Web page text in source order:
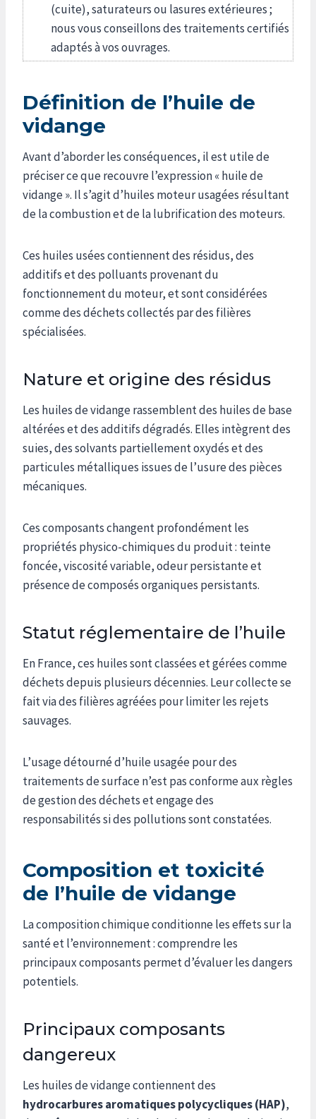
(cuite), saturateurs ou lasures extérieures ;
nous vous conseillons des traitements certifiés
adaptés à vos ouvrages.
Définition de l’huile de
vidange
Avant d’aborder les conséquences, il est utile de
préciser ce que recouvre l’expression « huile de
vidange ». Il s’agit d’huiles moteur usagées résultant
de la combustion et de la lubrification des moteurs.
Ces huiles usées contiennent des résidus, des
additifs et des polluants provenant du
fonctionnement du moteur, et sont considérées
comme des déchets collectés par des filières
spécialisées.
Nature et origine des résidus
Les huiles de vidange rassemblent des huiles de base
altérées et des additifs dégradés. Elles intègrent des
suies, des solvants partiellement oxydés et des
particules métalliques issues de l’usure des pièces
mécaniques.
Ces composants changent profondément les
propriétés physico-chimiques du produit : teinte
foncée, viscosité variable, odeur persistante et
présence de composés organiques persistants.
Statut réglementaire de l’huile
En France, ces huiles sont classées et gérées comme
déchets depuis plusieurs décennies. Leur collecte se
fait via des filières agréées pour limiter les rejets
sauvages.
L’usage détourné d’huile usagée pour des
traitements de surface n’est pas conforme aux règles
de gestion des déchets et engage des
responsabilités si des pollutions sont constatées.
Composition et toxicité
de l’huile de vidange
La composition chimique conditionne les effets sur la
santé et l’environnement : comprendre les
principaux composants permet d’évaluer les dangers
potentiels.
Principaux composants
dangereux
Les huiles de vidange contiennent des
hydrocarbures aromatiques polycycliques (HAP),